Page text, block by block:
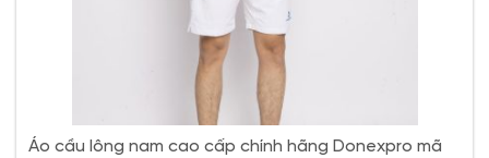
Áo cầu lông nam cao cấp chính hãng Donexpro mã